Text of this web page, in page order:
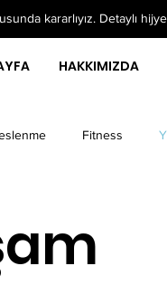
kararlıyız. Detaylı
HAKKIMIZDA
Fitness